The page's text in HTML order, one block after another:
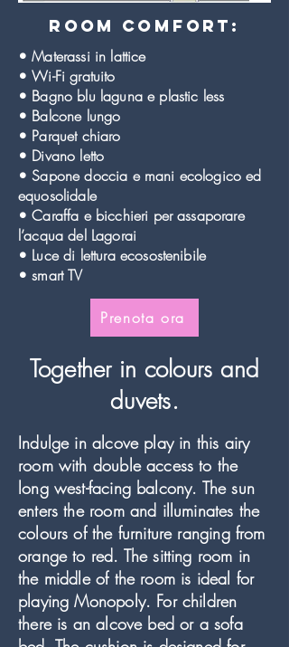
room comfort:
• Materassi in lattice
• Wi-Fi gratuito
• Bagno blu laguna e plastic less
• Balcone lungo
• Parquet chiaro
• Divano letto
• Sapone doccia e mani ecologico ed
equosolidale
• Caraffa e bicchieri per assaporare
l’acqua del Lagorai
• Luce di lettura ecosostenibile
• smart TV
Prenota ora
Together in colours and
duvets.
Indulge in alcove play in this airy
room with double access to the
long west-facing balcony. The sun
enters the room and illuminates the
colours of the furniture ranging from
orange to red. The sitting room in
the middle of the room is ideal for
playing Monopoly. For children
there is an alcove bed or a sofa